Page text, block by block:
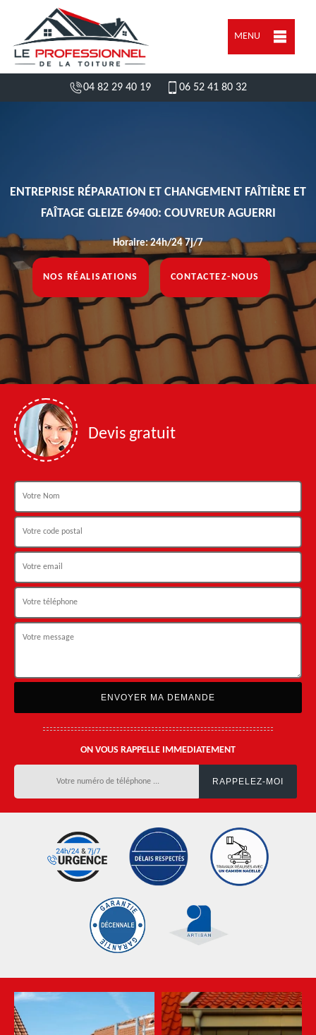
MENU
04 82 29 40 19 06 52 41 80 32
ENTREPRISE RÉPARATION ET CHANGEMENT FAÎTIÈRE ET
FAÎTAGE GLEIZE 69400: COUVREUR AGUERRI
Horaire: 24h/24 7j/7
NOS RÉALISATIONS CONTACTEZ-NOUS
Devis gratuit
ON VOUS RAPPELLE IMMEDIATEMENT